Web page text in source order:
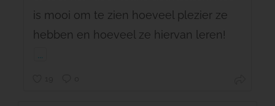
is mooi om te zien hoeveel plezier ze
hebben en hoeveel ze hiervan leren!
...